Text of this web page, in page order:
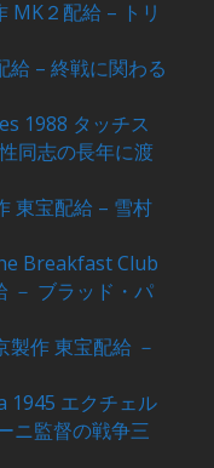
MK２配給 – トリ
給 – 終戦に関わる
1988 タッチス
同志の長年に渡
東宝配給 – 雪村
Breakfast Club
－ ブラッド・パ
作 東宝配給 －
1945 エクチェル
ニ監督の戦争三